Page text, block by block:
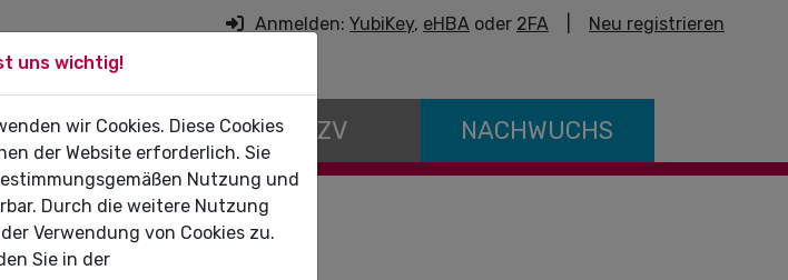
Anmelden: YubiKey, eHBA oder 2FA Neu registrieren
PATIENTEN DIE KZV NACHWUCHS
uns wichtig!
wir Cookies. Diese Cookies
der Website erforderlich. Sie
Nutzung und
Durch die weitere Nutzung
Verwendung von Cookies zu.
Sie in der